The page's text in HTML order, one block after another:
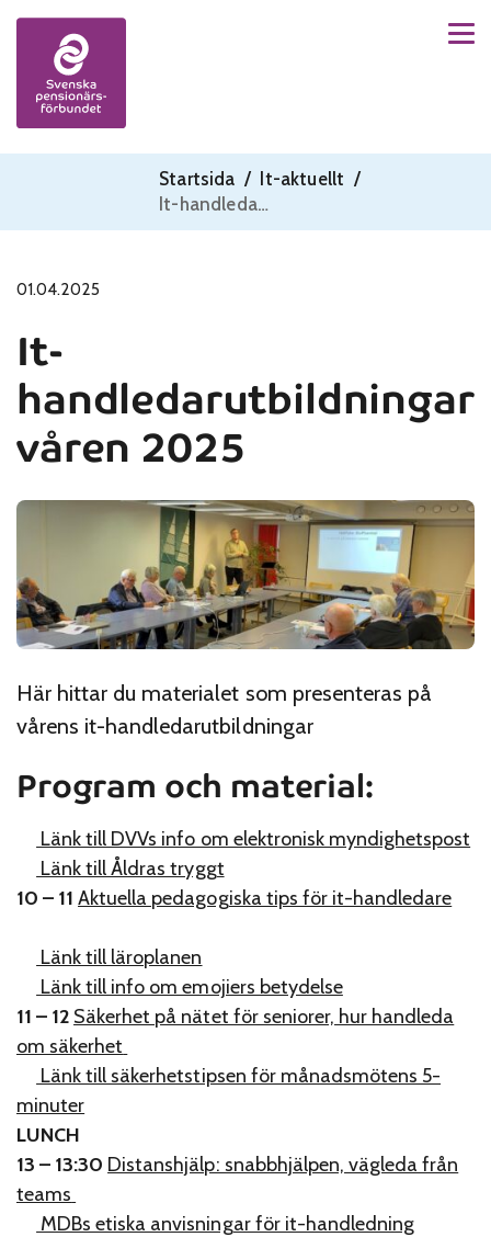
Skip to content
Startsida / It-aktuellt /
It-handledarutbildningar våren 2025
01.04.2025
It-
handledarutbildningar
våren 2025
Här hittar du materialet som presenteras på
vårens it-handledarutbildningar
Program och material:
Länk till DVVs info om elektronisk myndighetspost
Länk till Åldras tryggt
10 – 11 Aktuella pedagogiska tips för it-handledare
Länk till läroplanen
Länk till info om emojiers betydelse
11 – 12 Säkerhet på nätet för seniorer, hur handleda
om säkerhet
Länk till säkerhetstipsen för månadsmötens 5-
minuter
LUNCH
13 – 13:30 Distanshjälp: snabbhjälpen, vägleda från
teams
MDBs etiska anvisningar för it-handledning